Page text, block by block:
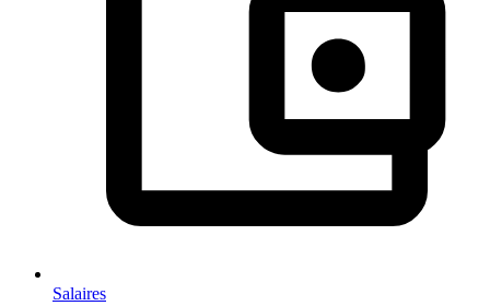
Salaires